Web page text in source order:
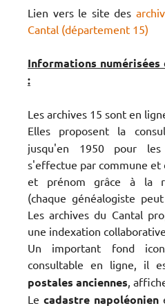
Lien vers le site des
Cantal (département 15)
Informations
:
Les archives 15 sont en
Elles proposent la
jusqu'en 1950 pour les
s'effectue par commune et
et prénom grâce à la
(chaque généalogiste
Les archives du Cantal
une indexation
Un important fond
consultable en ligne, il
postales anciennes ,
Le cadastre napoléonien